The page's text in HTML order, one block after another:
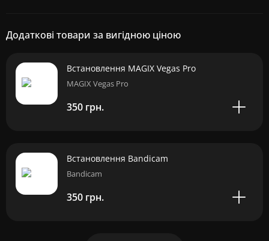
Додаткові товари за вигідною ціною
Встановлення MAGIX Vegas Pro
MAGIX Vegas Pro
350 грн.
Встановлення Bandicam
Bandicam
350 грн.